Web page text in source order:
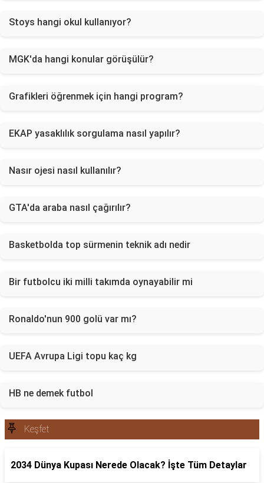
Stoys hangi okul kullanıyor?
MGK'da hangi konular görüşülür?
Grafikleri öğrenmek için hangi program?
EKAP yasaklılık sorgulama nasıl yapılır?
Nasır ojesi nasıl kullanılır?
GTA'da araba nasıl çağırılır?
Basketbolda top sürmenin teknik adı nedir
Bir futbolcu iki milli takımda oynayabilir mi
Ronaldo'nun 900 golü var mı?
UEFA Avrupa Ligi topu kaç kg
HB ne demek futbol
Keşfet
2034 Dünya Kupası Nerede Olacak? İşte Tüm Detaylar